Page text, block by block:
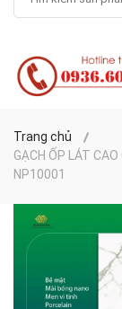
Trang chủ
GẠCH ỐP LÁT
NP10001